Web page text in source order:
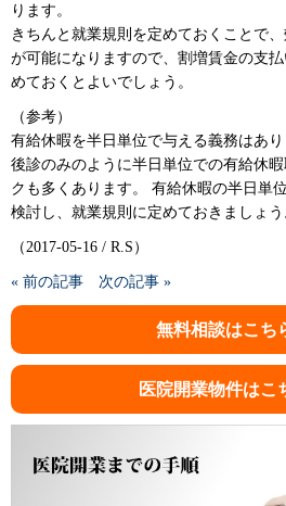
ります。
きちんと就業規則を定めておくことで
が可能になりますので、割増賃金の支
めておくとよいでしょう。
（参考）
有給休暇を半日単位で与える義務はあ
後診のみのように半日単位での有給休
クも多くあります。 有給休暇の半日単
検討し、就業規則に定めておきましょう
（2017-05-16 / R.S）
« 前の記事 次の記事 »
無料相談はこち
医院開業物件はこ